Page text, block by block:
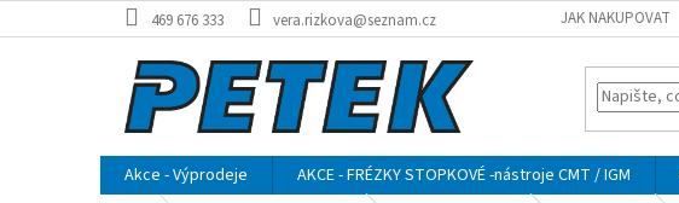
na
469 676 333 vera.rizkova@seznam.cz JAK NAKUPOVAT
Akce - Výprodeje AKCE - FRÉZKY STOPKOVÉ -nástroje CMT / IGM